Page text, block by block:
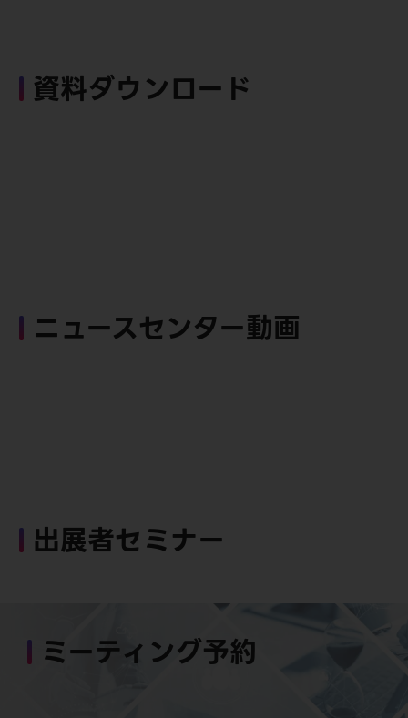
資料ダウンロード
ニュースセンター動画
出展者セミナー
ミーティング予約